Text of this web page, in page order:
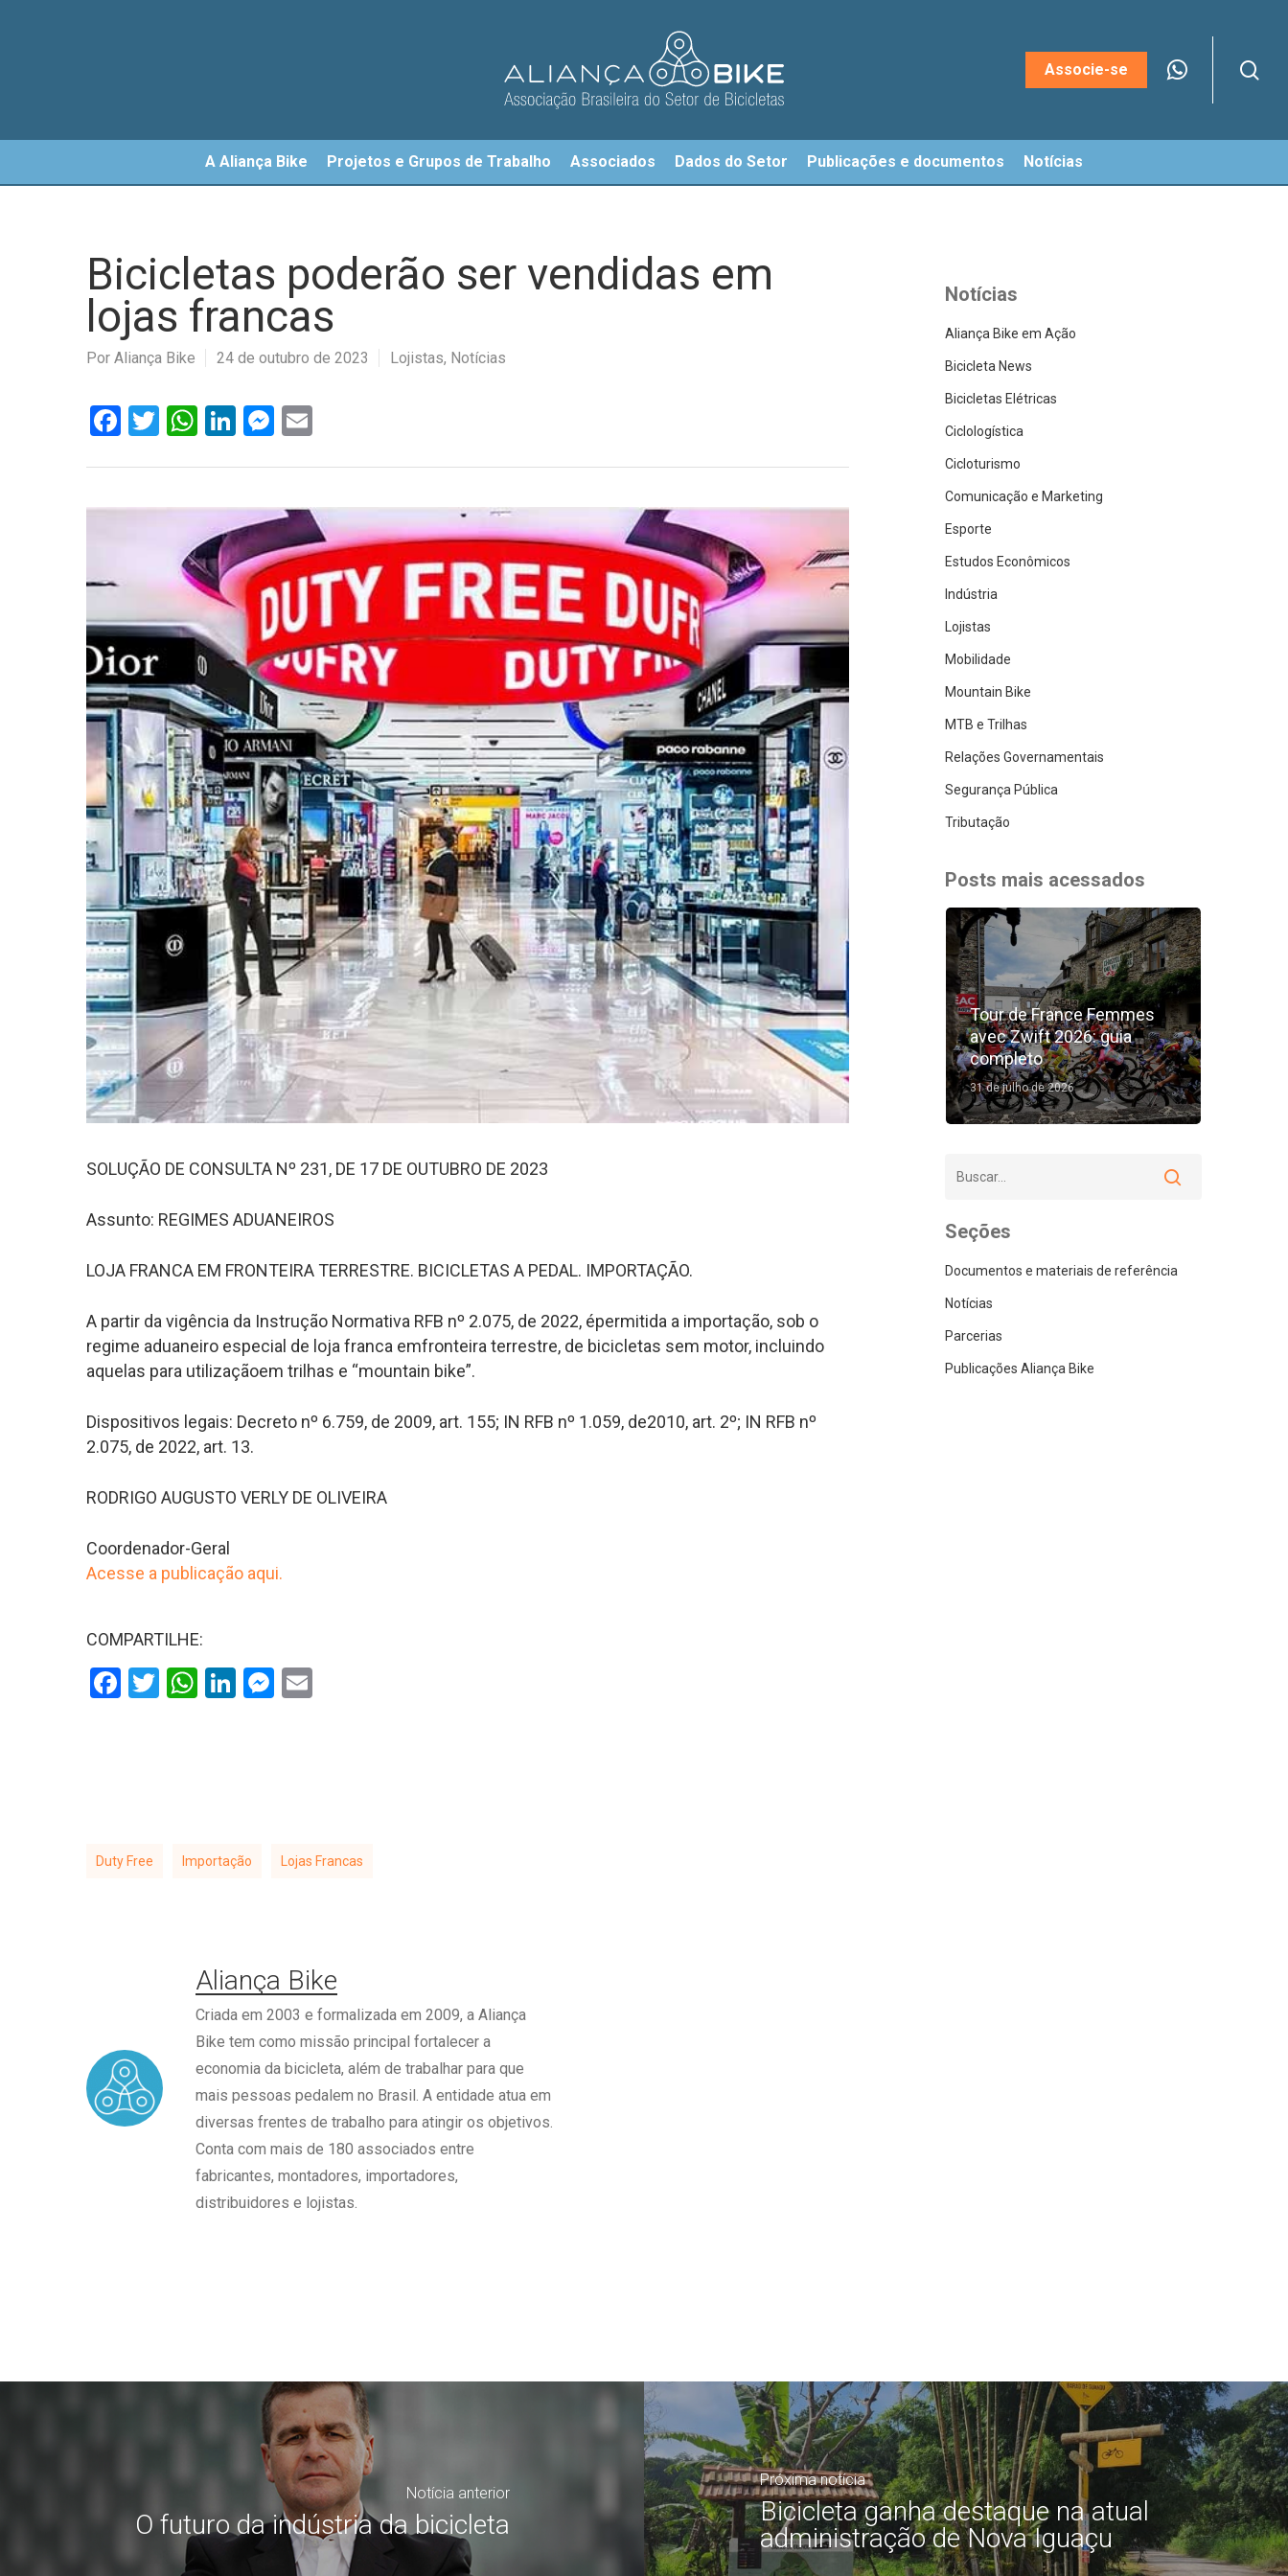
Hit enter to search or ESC to close
Associe-se
A Aliança Bike Projetos e Grupos de Trabalho Associados Dados do Setor Publicações e documentos Notícias
Bicicletas poderão ser vendidas em
lojas francas
Por Aliança Bike 24 de outubro de 2023 Lojistas, Notícias
Facebook
Twitter
WhatsApp
LinkedIn
Messenger
SOLUÇÃO DE CONSULTA Nº 231, DE 17 DE OUTUBRO DE 2023
Assunto: REGIMES ADUANEIROS
LOJA FRANCA EM FRONTEIRA TERRESTRE. BICICLETAS A PEDAL. IMPORTAÇÃO.
A partir da vigência da Instrução Normativa RFB nº 2.075, de 2022, épermitida a importação, sob o
regime aduaneiro especial de loja franca emfronteira terrestre, de bicicletas sem motor, incluindo
aquelas para utilizaçãoem trilhas e “mountain bike”.
Dispositivos legais: Decreto nº 6.759, de 2009, art. 155; IN RFB nº 1.059, de2010, art. 2º; IN RFB nº
2.075, de 2022, art. 13.
RODRIGO AUGUSTO VERLY DE OLIVEIRA
Coordenador-Geral
Acesse a publicação aqui.
COMPARTILHE:
Facebook
Twitter
WhatsApp
LinkedIn
Messenger
Duty Free Importação Lojas Francas
Aliança Bike
Criada em 2003 e formalizada em 2009, a Aliança
Bike tem como missão principal fortalecer a
economia da bicicleta, além de trabalhar para que
mais pessoas pedalem no Brasil. A entidade atua em
diversas frentes de trabalho para atingir os objetivos.
Conta com mais de 180 associados entre
fabricantes, montadores, importadores,
distribuidores e lojistas.
Notícias
Aliança Bike em Ação
Bicicleta News
Bicicletas Elétricas
Ciclologística
Cicloturismo
Comunicação e Marketing
Esporte
Estudos Econômicos
Indústria
Lojistas
Mobilidade
Mountain Bike
MTB e Trilhas
Relações Governamentais
Segurança Pública
Tributação
Posts mais acessados
Tour de France Femmes
avec Zwift 2026: guia
completo
31 de julho de 2026
Seções
Documentos e materiais de referência
Notícias
Parcerias
Publicações Aliança Bike
Notícia anterior
O futuro da indústria da bicicleta
Próxima notícia
Bicicleta ganha destaque na atual
administração de Nova Iguaçu